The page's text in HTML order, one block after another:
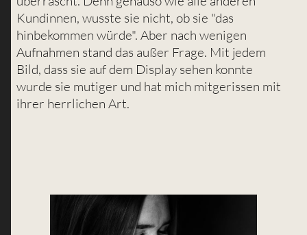
Kundinnen, wusste sie nicht, ob sie "das
hinbekommen würde". Aber nach wenigen
Aufnahmen stand das außer Frage. Mit jedem
Bild, dass sie auf dem Display sehen konnte
wurde sie mutiger und hat mich mitgerissen mit
ihrer herrlichen Art.